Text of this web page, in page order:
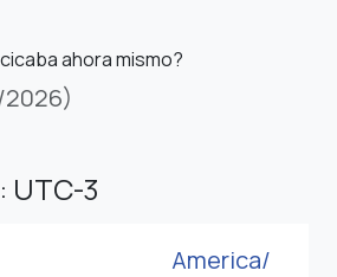
ahora mismo?
UTC-3
America/